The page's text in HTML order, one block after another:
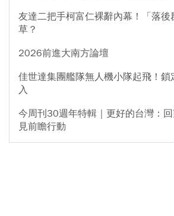
友達二把手柯富仁裸辭內幕！「落後
草？
2026前進大南方論壇
佳世達集團艦隊無人機小隊起飛！鎖
入
今周刊30週年特輯｜更好的台灣：
見前瞻行動